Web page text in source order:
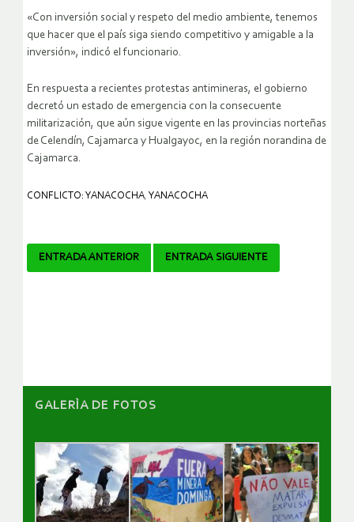
«Con inversión social y respeto del medio ambiente, tenemos
que hacer que el país siga siendo competitivo y amigable a la
inversión», indicó el funcionario.
En respuesta a recientes protestas antimineras, el gobierno
decretó un estado de emergencia con la consecuente
militarización, que aún sigue vigente en las provincias norteñas
de Celendín, Cajamarca y Hualgayoc, en la región norandina de
Cajamarca.
CONFLICTO: YANACOCHA, YANACOCHA
Navegador
ENTRADA ANTERIOR ENTRADA SIGUIENTE
GALERÌA DE FOTOS